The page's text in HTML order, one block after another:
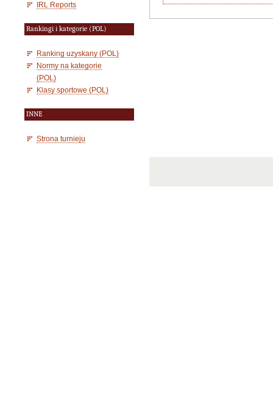
IRL Reports
Rankingi i kategorie (POL)
Ranking uzyskany (POL)
Normy na kategorie
(POL)
Klasy sportowe (POL)
INNE
Strona turnieju